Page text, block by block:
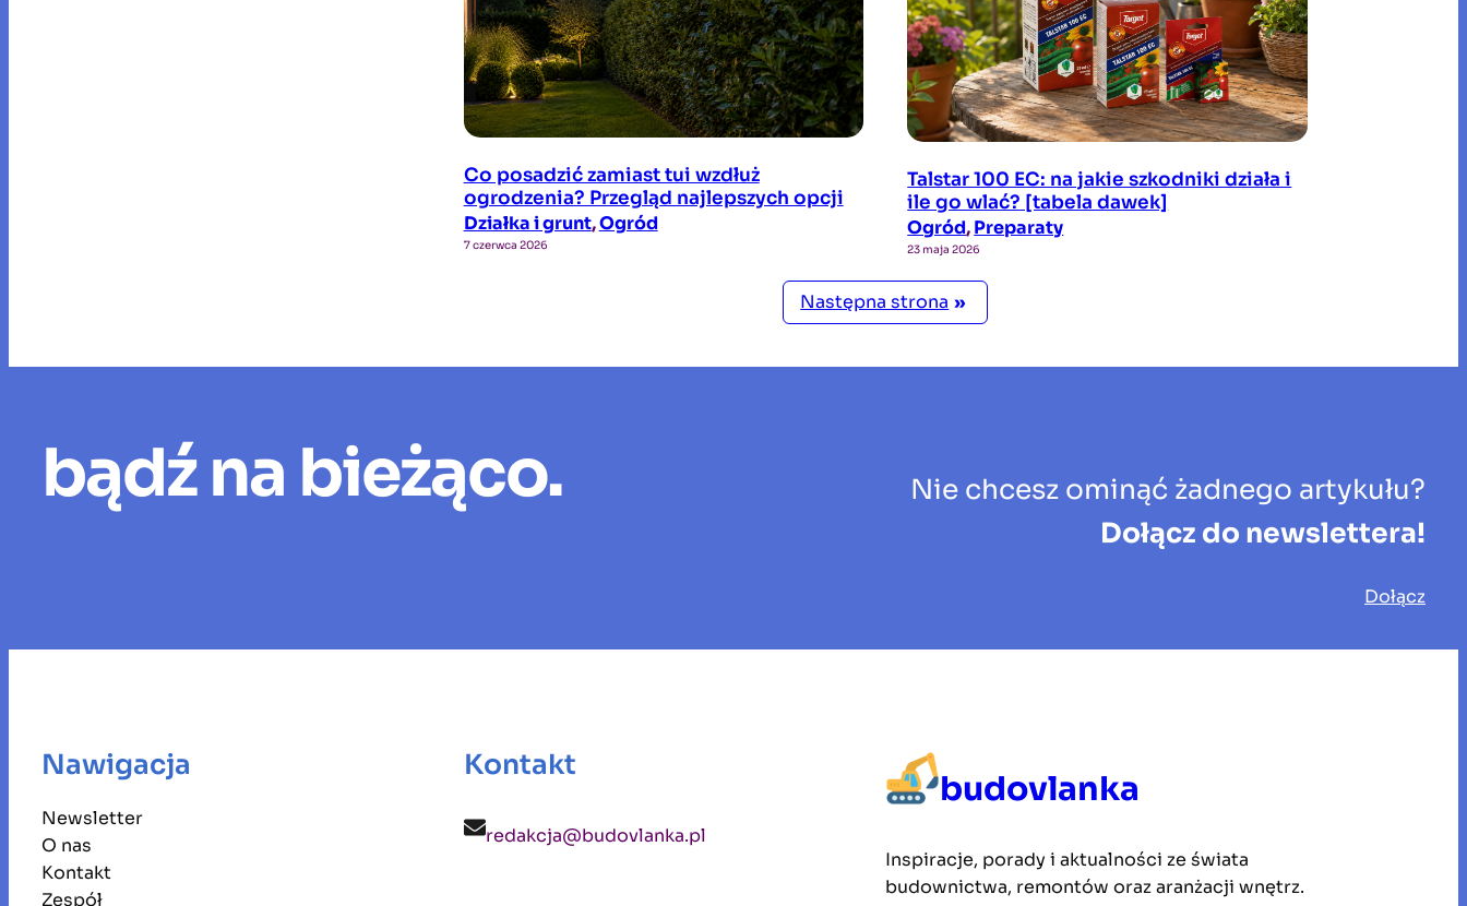
Co posadzić zamiast tui wzdłuż
ogrodzenia? Przegląd najlepszych opcji
Działka i grunt, Ogród
7 czerwca 2026
Talstar 100 EC: na jakie szkodniki działa i
ile go wlać? [tabela dawek]
Ogród, Preparaty
23 maja 2026
Następna strona »
bądź na bieżąco.
Nie chcesz ominąć żadnego artykułu?
Dołącz do newslettera!
Dołącz
Nawigacja
Newsletter
O nas
Kontakt
Zespół
Kontakt
redakcja@budovlanka.pl
budovlanka
Inspiracje, porady i aktualności ze świata
budownictwa, remontów oraz aranżacji wnętrz.